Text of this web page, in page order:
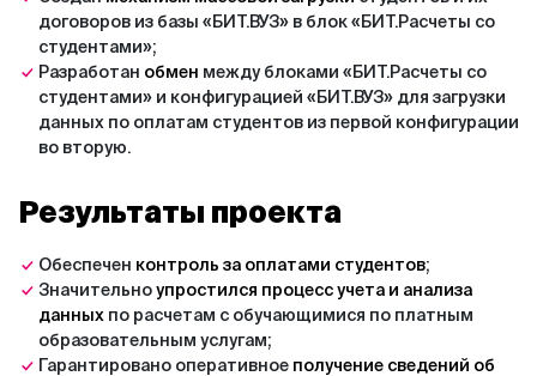
договоров из базы «БИТ.ВУЗ» в блок «БИТ.Расчеты со
студентами»;
Разработан обмен между блоками «БИТ.Расчеты со
студентами» и конфигурацией «БИТ.ВУЗ» для загрузки
данных по оплатам студентов из первой конфигурации
во вторую.
Результаты проекта
Обеспечен контроль за оплатами студентов;
Значительноупростился процесс учета и анализа
данных по расчетам с обучающимися по платным
образовательным услугам;
Гарантировано оперативное получение сведений об